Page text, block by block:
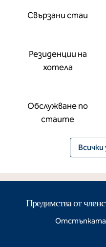
Свързани стаи
Резиденции на
хотела
Обслужване по
стаите
Предимства от
Отстъпката